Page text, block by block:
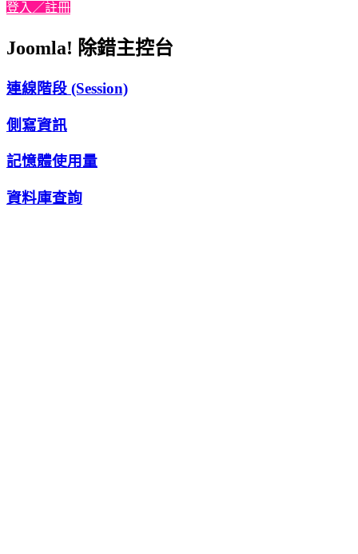
登入／註冊
Joomla! 除錯主控台
連線階段 (Session)
側寫資訊
記憶體使用量
資料庫查詢